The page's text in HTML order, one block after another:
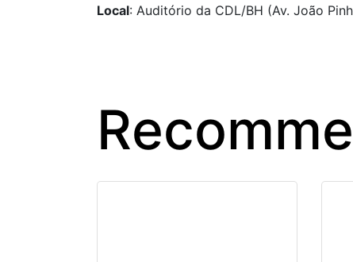
Local: Auditório da CDL/BH (Av. João